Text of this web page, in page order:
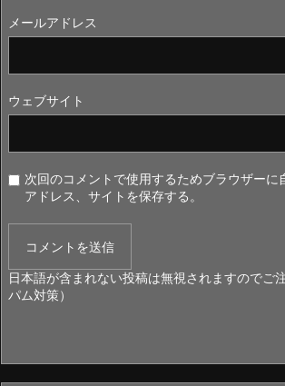
メールアドレス
ウェブサイト
次回のコメントで使用するためブラウザーに
アドレス、サイトを保存する。
日本語が含まれない投稿は無視されますのでご
パム対策）